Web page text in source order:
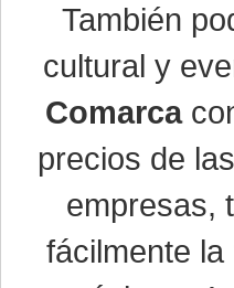
También
cultural y
Comarca
precios de
empresas,
fácilmente